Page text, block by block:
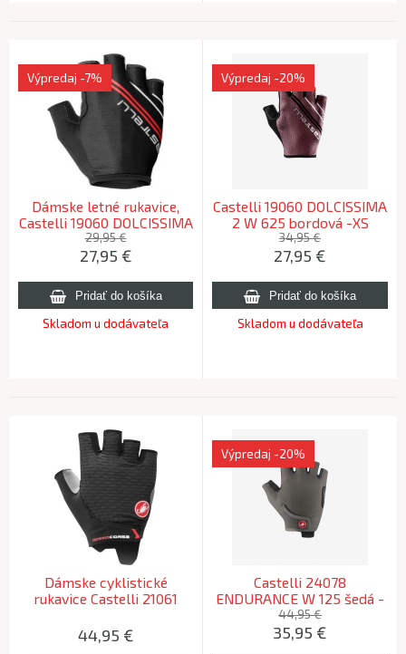
Dámske letné rukavice,
Castelli 19060 DOLCISSIMA
2 W, 010 - čierna, L
Výpredaj -7%
29,95 €
27,95 €
Skladom u dodávateľa
Castelli 19060 DOLCISSIMA
2 W 625 bordová -XS
Výpredaj -20%
34,95 €
27,95 €
Skladom u dodávateľa
Dámske cyklistické
rukavice Castelli 21061
čierna XS
44,95 €
Castelli 24078
ENDURANCE W 125 šedá -
XS
Výpredaj -20%
44,95 €
35,95 €